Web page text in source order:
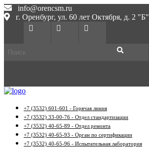
info@orencsm.ru
г. Оренбург, ул. 60 лет Октября, д. 2 "Б"
+7 (3532) 601-601 - Горячая линия
+7 (3532) 33-00-76 - Отдел стандартизации
+7 (3532) 40-65-89 - Отдел ремонта
+7 (3532) 40-65-93 - Орган по сертификации
+7 (3532) 40-65-96 - Испытательная лаборатория